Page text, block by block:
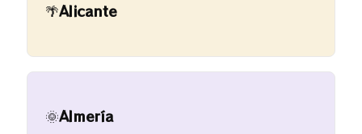
🌴Alicante
🌞Almería